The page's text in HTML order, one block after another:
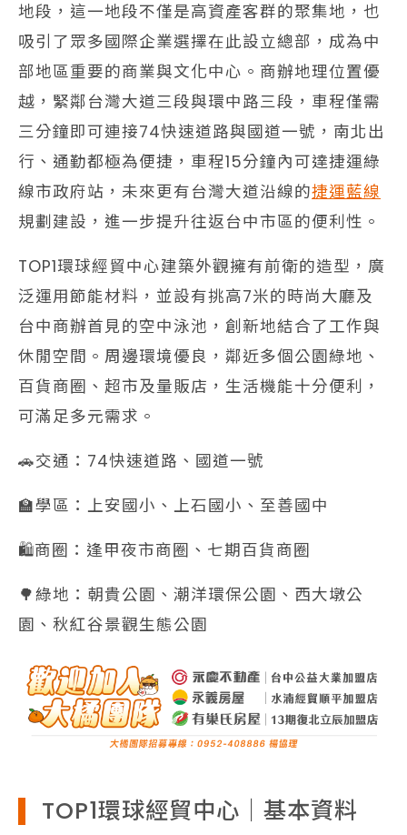
地段，這一地段不僅是高資產客群的聚集地，也
吸引了眾多國際企業選擇在此設立總部，成為中
部地區重要的商業與文化中心。商辦地理位置優
越，緊鄰台灣大道三段與環中路三段，車程僅需
三分鐘即可連接74快速道路與國道一號，南北出
行、通勤都極為便捷，車程15分鐘內可達捷運綠
線市政府站，未來更有台灣大道沿線的捷運藍線
規劃建設，進一步提升往返台中市區的便利性。
TOP1環球經貿中心建築外觀擁有前衛的造型，廣
泛運用節能材料，並設有挑高7米的時尚大廳及
台中商辦首見的空中泳池，創新地結合了工作與
休閒空間。周邊環境優良，鄰近多個公園綠地、
百貨商圈、超市及量販店，生活機能十分便利，
可滿足多元需求。
🚗交通：74快速道路、國道一號
🏫學區：上安國小、上石國小、至善國中
🛍️商圈：逢甲夜市商圈、七期百貨商圈
🌳綠地：朝貴公園、潮洋環保公園、西大墩公
園、秋紅谷景觀生態公園
TOP1環球經貿中心｜基本資料